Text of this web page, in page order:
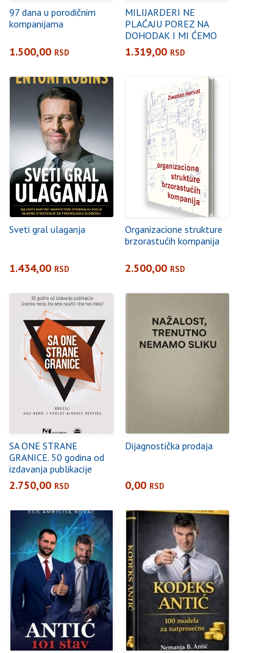
97 dana u porodičnim
kompanijama
1.500,00 RSD
MILIJARDERI NE
PLAĆAJU POREZ NA
DOHODAK I MI ĆEMO
TOME STATI NA KRAJ
1.319,00 RSD
Sveti gral ulaganja
1.434,00 RSD
Organizacione strukture
brzorastućih kompanija
2.500,00 RSD
SA ONE STRANE
GRANICE. 50 godina od
izdavanja publikacije
Granice rasta, šta smo
naučili i šta nas čeka?
2.750,00 RSD
Dijagnostička prodaja
0,00 RSD